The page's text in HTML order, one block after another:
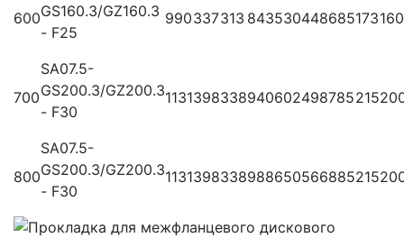
600GS160.3/GZ160.3
- F25
990337313 843530448685173160
700
SA07.5-
GS200.3/GZ200.3
- F30
1131398338940602498785215
800
SA07.5-
GS200.3/GZ200.3
- F30
1131398338988650566885215